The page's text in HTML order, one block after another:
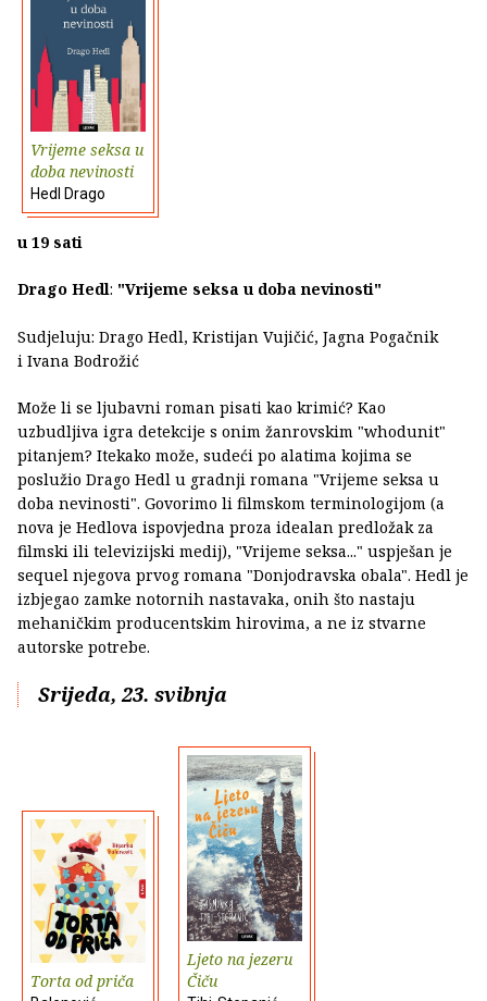
Vrijeme seksa u
doba nevinosti
Hedl Drago
u 19 sati
Drago Hedl: "Vrijeme seksa u doba nevinosti"
Sudjeluju: Drago Hedl, Kristijan Vujičić, Jagna Pogačnik
i Ivana Bodrožić
Može li se ljubavni roman pisati kao krimić? Kao
uzbudljiva igra detekcije s onim žanrovskim "whodunit"
pitanjem? Itekako može, sudeći po alatima kojima se
poslužio Drago Hedl u gradnji romana "Vrijeme seksa u
doba nevinosti". Govorimo li filmskom terminologijom (a
nova je Hedlova ispovjedna proza idealan predložak za
filmski ili televizijski medij), "Vrijeme seksa..." uspješan je
sequel njegova prvog romana "Donjodravska obala". Hedl je
izbjegao zamke notornih nastavaka, onih što nastaju
mehaničkim producentskim hirovima, a ne iz stvarne
autorske potrebe.
Srijeda, 23. svibnja
Torta od priča
Ljeto na jezeru
Čiču